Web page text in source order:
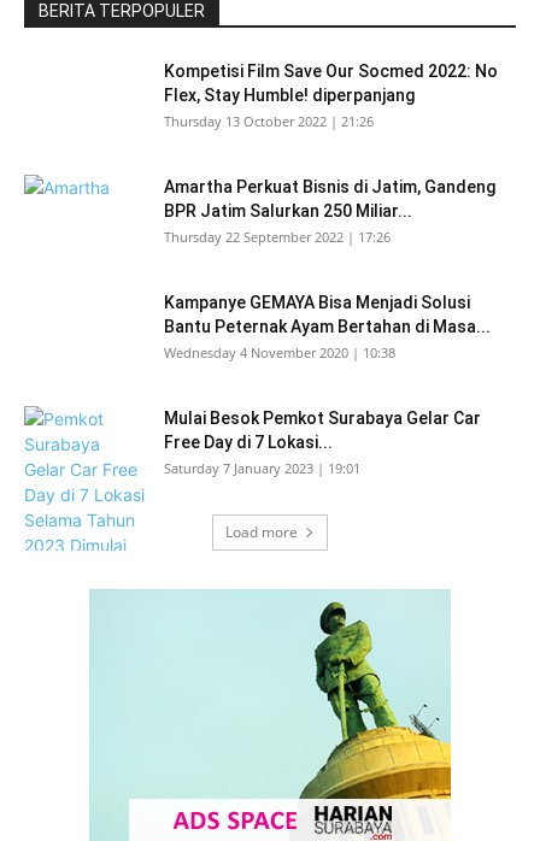
BERITA TERPOPULER
Kompetisi Film Save Our Socmed 2022: No
Flex, Stay Humble! diperpanjang
Thursday 13 October 2022 | 21:26
Amartha Perkuat Bisnis di Jatim, Gandeng
BPR Jatim Salurkan 250 Miliar...
Thursday 22 September 2022 | 17:26
Kampanye GEMAYA Bisa Menjadi Solusi
Bantu Peternak Ayam Bertahan di Masa...
Wednesday 4 November 2020 | 10:38
Mulai Besok Pemkot Surabaya Gelar Car
Free Day di 7 Lokasi...
Saturday 7 January 2023 | 19:01
Load more